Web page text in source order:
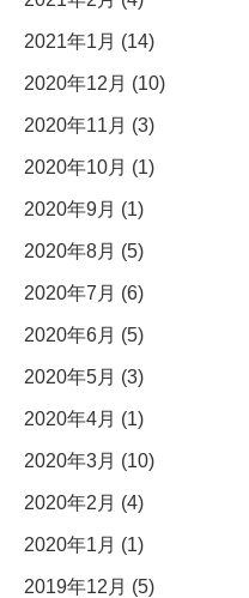
2021年1月 (14)
2020年12月 (10)
2020年11月 (3)
2020年10月 (1)
2020年9月 (1)
2020年8月 (5)
2020年7月 (6)
2020年6月 (5)
2020年5月 (3)
2020年4月 (1)
2020年3月 (10)
2020年2月 (4)
2020年1月 (1)
2019年12月 (5)